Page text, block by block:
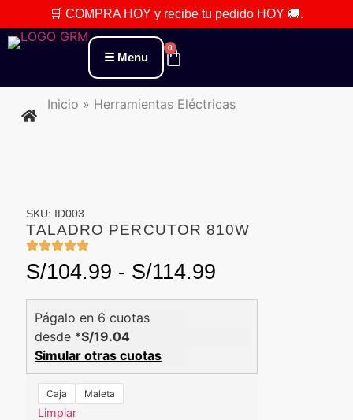
🛒 COMPRA HOY y recibe tu pedido HOY 🚚.
Menu
0
Inicio » Herramientas Eléctricas
SKU: ID003
TALADRO PERCUTOR 810W
S/104.99 - S/114.99
Págalo en 6 cuotas
desde *S/19.04
Simular otras cuotas
Caja Maleta
Limpiar